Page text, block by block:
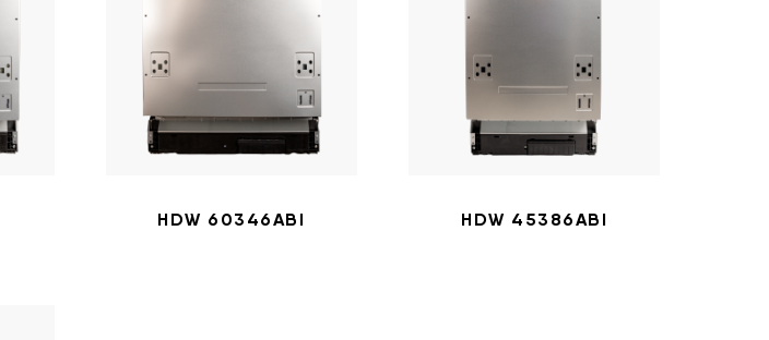
HDW 60346ABI HDW 45386ABI